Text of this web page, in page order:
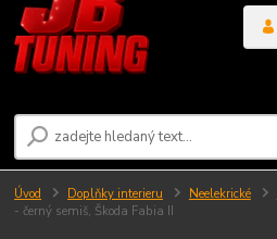
Úvod Doplňky interieru Neelekrické
- černý semiš, Škoda Fabia II